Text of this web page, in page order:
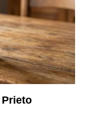
Prieto